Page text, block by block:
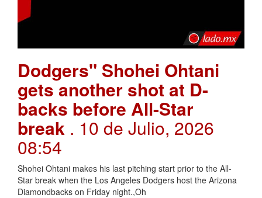
Dodgers" Shohei Ohtani
gets another shot at D-
backs before All-Star
break . 10 de Julio, 2026
08:54
Shohei Ohtani makes his last pitching start prior to the All-
Star break when the Los Angeles Dodgers host the Arizona
Diamondbacks on Friday night.,Oh